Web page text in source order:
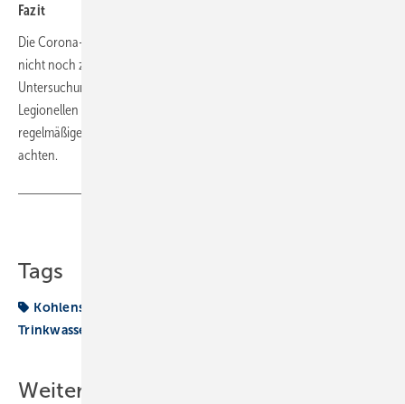
Fazit
Die Corona-Krise beutelt die gesamte Wirtschaft. Um den Schaden
nicht noch zu verschlimmern, und bei der nächsten Routine-
Untersuchung plötzlich auch noch mit Positiv-Befunden auf
Legionellen ein böses Erwachen zu erleben, sollte man tunlichst auf
regelmäßigen Wasseraustausch in den häuslichen Wasserleitungen
achten.
Tags
Kohlenstoffdioxid
Trinkwasser-Installation
Weitere Inhalte